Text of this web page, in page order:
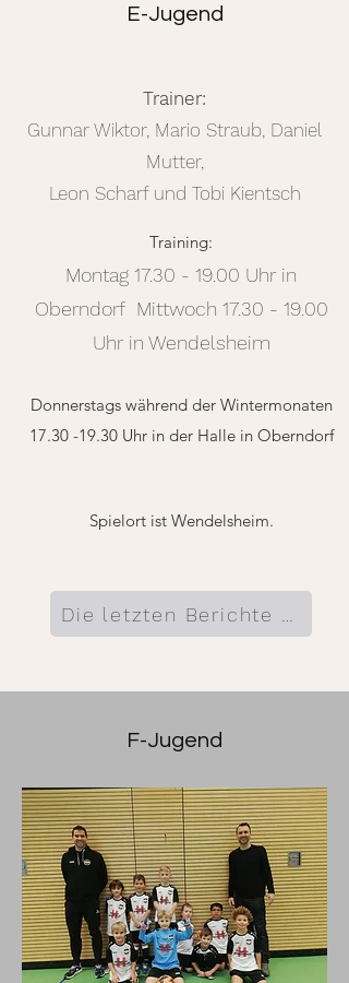
E-Jugend
Trainer:
Gunnar Wiktor, Mario Straub, Daniel
Mutter,
Leon Scharf und Tobi Kientsch
Training:
Montag 17.30 - 19.00 Uhr in
Oberndorf Mittwoch 17.30 - 19.00
Uhr in Wendelsheim
Donnerstags während der Wintermonaten
17.30 -19.30Uhr in der Halle in Oberndorf
Spielort ist Wendelsheim.
F-Jugend